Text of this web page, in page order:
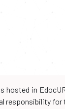
hosted in